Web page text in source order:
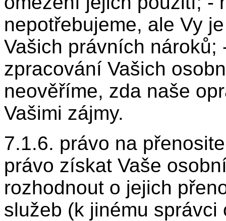
nepotřebujeme, ale Vy
Vašich právních
zpracování Vašich
neověříme, zda naše
Vašimi zájmy.
7.1.6. právo na
právo získat Vaše
rozhodnout o jejich
služeb (k jinému správci